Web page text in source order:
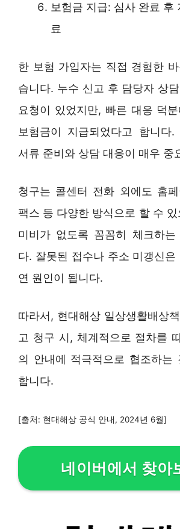
보험금 지급: 심사 완료 후
료
한 보험 가입자는 직접 경험한
습니다. 누수 신고 후 담당자 상
요청이 있었지만, 빠른 대응 덕
보험금이 지급되었다고 합니다
서류 준비와 상담 대응이 매우 중
청구는 콜센터 전화 외에도 홈
팩스 등 다양한 방식으로 할 수
미비가 없도록 꼼꼼히 체크하는
다. 잘못된 접수나 주소 미갱신은
연 원인이 됩니다.
따라서, 현대해상 일상생활배상
고 청구 시, 체계적으로 절차를
의 안내에 적극적으로 협조하는
합니다.
[출처: 현대해상 공식 안내, 2024년 6월]
네이버에서 찾아